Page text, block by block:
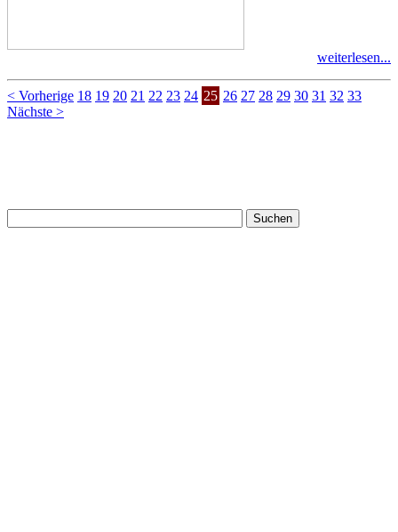
weiterlesen...
< Vorherige 18 19 20 21 22 23 24 25 26 27 28 29 30 31 32 33
Nächste >